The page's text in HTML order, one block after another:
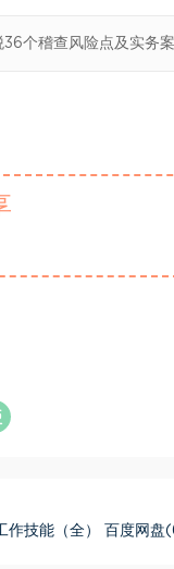
个稽查风险点及实务
作技能（全） 百度网